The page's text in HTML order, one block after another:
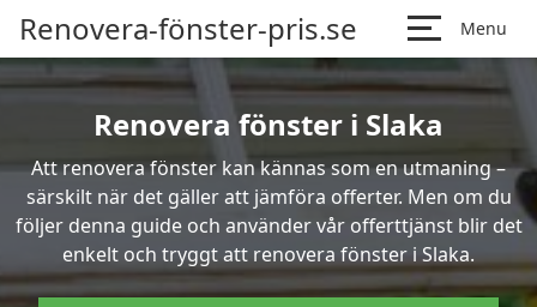
Renovera-fönster-pris.se Menu
Renovera fönster i Slaka
Att renovera fönster kan kännas som en utmaning –
särskilt när det gäller att jämföra offerter. Men om du
följer denna guide och använder vår offerttjänst blir det
enkelt och tryggt att renovera fönster i Slaka.